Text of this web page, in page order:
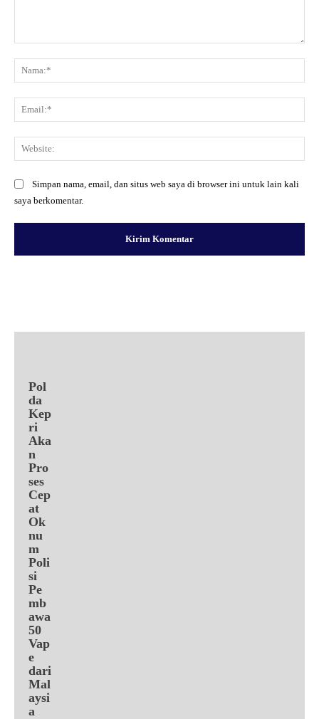
Simpan nama, email, dan situs web saya di browser ini untuk lain kali
saya berkomentar.
Pol
da
Kep
ri
Aka
n
Pro
ses
Cep
at
Ok
nu
m
Poli
si
Pe
mb
awa
50
Vap
e
dari
Mal
aysi
a